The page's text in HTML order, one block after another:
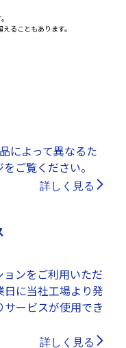
ることもあります。
によって異なるた
ご覧ください。
詳しく見る
ョンをご利用いただ
日に当社工場より発
ービスが使用でき
詳しく見る